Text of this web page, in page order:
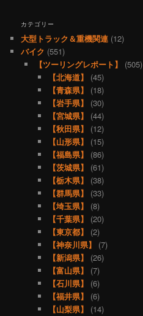
カテゴリー
大型トラック＆重機関連 (12)
バイク (551)
【ツーリングレポート】
(505)
【北海道】
(45)
【青森県】
(18)
【岩手県】
(30)
【宮城県】
(44)
【秋田県】
(12)
【山形県】
(15)
【福島県】
(86)
【茨城県】
(61)
【栃木県】
(38)
【群馬県】
(33)
【埼玉県】
(8)
【千葉県】
(20)
【東京都】
(2)
【神奈川県】
(7)
【新潟県】
(26)
【富山県】
(7)
【石川県】
(6)
【福井県】
(6)
【山梨県】
(14)